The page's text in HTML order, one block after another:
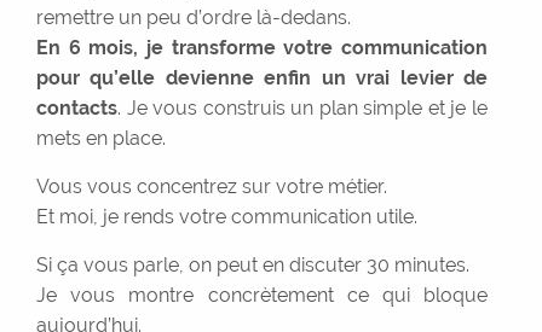
remettre un peu d’ordre là-dedans.
En 6 mois, je transforme votre communication
pour qu’elle devienne enfin un vrai levier de
contacts. Je vous construis un plan simple et je le
mets en place.
Vous vous concentrez sur votre métier.
Et moi, je rends votre communication utile.
Si ça vous parle, on peut en discuter 30 minutes.
Je vous montre concrètement ce qui bloque
aujourd’hui.